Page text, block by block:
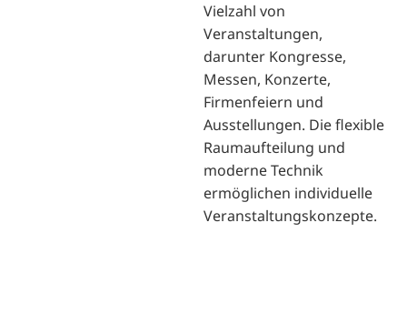
Vielzahl von
Veranstaltungen,
darunter Kongresse,
Messen, Konzerte,
Firmenfeiern und
Ausstellungen. Die flexible
Raumaufteilung und
moderne Technik
ermöglichen individuelle
Veranstaltungskonzepte.